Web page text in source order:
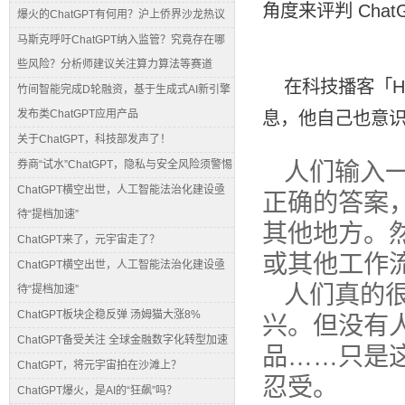
爆火的ChatGPT有何用？沪上侨界沙龙热议
马斯克呼吁ChatGPT纳入监管？究竟存在哪
些风险？分析师建议关注算力算法等赛道
竹间智能完成D轮融资，基于生成式AI新引擎
发布类ChatGPT应用产品
关于ChatGPT，科技部发声了！
券商“试水”ChatGPT，隐私与安全风险须警惕
ChatGPT横空出世，人工智能法治化建设亟
待“提档加速”
ChatGPT来了，元宇宙走了？
ChatGPT横空出世，人工智能法治化建设亟
待“提档加速”
ChatGPT板块企稳反弹 汤姆猫大涨8%
ChatGPT备受关注 全球金融数字化转型加速
ChatGPT，将元宇宙拍在沙滩上？
ChatGPT爆火，是AI的“狂飙”吗？
角度来评判
在科技播客
息，他自己也意
人们输入
正确的答案
其他地方。
或其他工作
人们真的
兴。但没有
品……只是
忍受。